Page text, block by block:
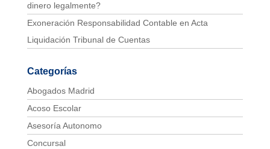
dinero legalmente?
Exoneración Responsabilidad Contable en Acta
Liquidación Tribunal de Cuentas
Categorías
Abogados Madrid
Acoso Escolar
Asesoría Autonomo
Concursal